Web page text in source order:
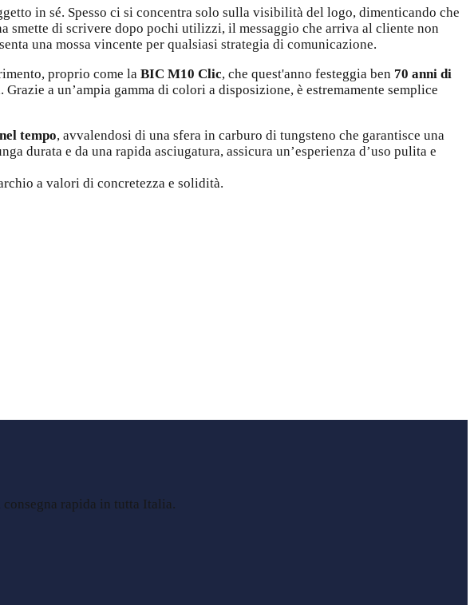
in sé. Spesso ci si concentra solo sulla visibilità del logo, dimenticando che
smette di scrivere dopo pochi utilizzi, il messaggio che arriva al cliente non
una mossa vincente per qualsiasi strategia di comunicazione.
proprio come la BIC M10 Clic, che quest'anno festeggia ben 70 anni di
a un’ampia gamma di colori a disposizione, è estremamente semplice
tempo, avvalendosi di una sfera in carburo di tungsteno che garantisce una
durata e da una rapida asciugatura, assicura un’esperienza d’uso pulita e
a valori di concretezza e solidità.
rapida in tutta Italia.